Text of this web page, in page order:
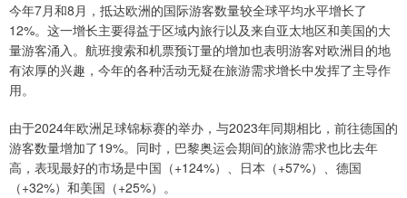
今年7月和8月，抵达欧洲的国际游客数量较全球平均水平增长了
12%。这一增长主要得益于区域内旅行以及来自亚太地区和美国的大
量游客涌入。航班搜索和机票预订量的增加也表明游客对欧洲目的地
有浓厚的兴趣，今年的各种活动无疑在旅游需求增长中发挥了主导作
用。
由于2024年欧洲足球锦标赛的举办，与2023年同期相比，前往德国的
游客数量增加了19%。同时，巴黎奥运会期间的旅游需求也比去年
高，表现最好的市场是中国（+124%）、日本（+57%）、德国
（+32%）和美国（+25%）。